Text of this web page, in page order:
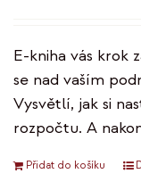
E-kniha vás krok
se nad vaším
Vysvětlí, jak si
rozpočtu. A
Přidat do košíku